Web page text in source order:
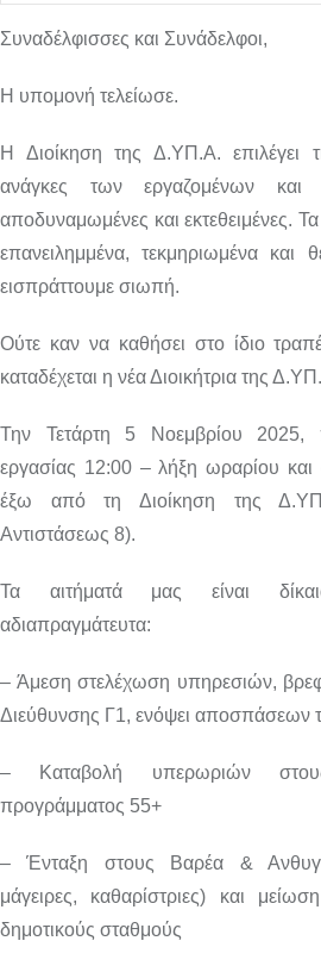
Συναδέλφισσες και Συνάδελφοι,
Η υπομονή τελείωσε.
Η Διοίκηση της Δ.ΥΠ.Α. επιλέγει
ανάγκες των εργαζομένων και
αποδυναμωμένες και εκτεθειμένες.
επανειλημμένα, τεκμηριωμένα και
εισπράττουμε σιωπή.
Ούτε καν να καθήσει στο ίδιο
καταδέχεται η νέα Διοικήτρια της
Την Τετάρτη 5 Νοεμβρίου
εργασίας 12:00 – λήξη ωραρίου
έξω από τη Διοίκηση της
Αντιστάσεως 8).
Τα αιτήματά μας είναι
αδιαπραγμάτευτα:
– Άμεση στελέχωση υπηρεσιών,
Διεύθυνσης Γ1, ενόψει αποσπάσεων
– Καταβολή υπερωριών
προγράμματος 55+
– Ένταξη στους Βαρέα &
μάγειρες, καθαρίστριες) και
δημοτικούς σταθμούς